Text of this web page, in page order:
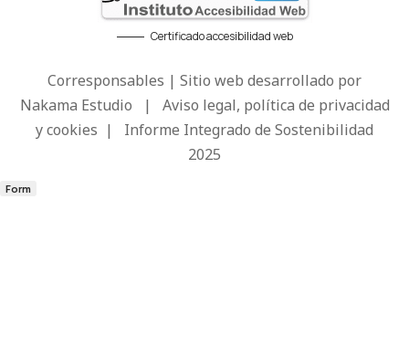
Certificado accesibilidad web
Corresponsables | Sitio web desarrollado por
Nakama Estudio | Aviso legal, política de privacidad
y cookies | Informe Integrado de Sostenibilidad
2025
Form